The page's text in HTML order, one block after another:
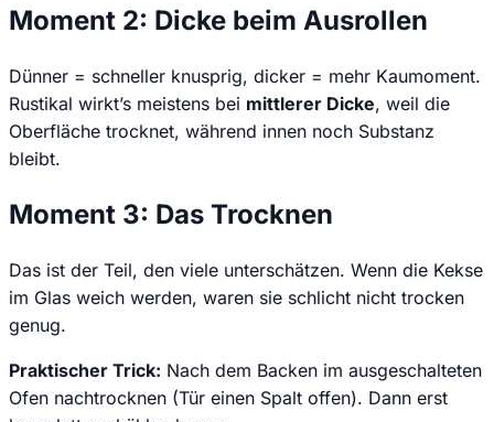
Moment 2: Dicke beim Ausrollen
Dünner = schneller knusprig, dicker = mehr Kaumoment.
Rustikal wirkt’s meistens bei mittlerer Dicke, weil die
Oberfläche trocknet, während innen noch Substanz
bleibt.
Moment 3: Das Trocknen
Das ist der Teil, den viele unterschätzen. Wenn die Kekse
im Glas weich werden, waren sie schlicht nicht trocken
genug.
Praktischer Trick: Nach dem Backen im ausgeschalteten
Ofen nachtrocknen (Tür einen Spalt offen). Dann erst